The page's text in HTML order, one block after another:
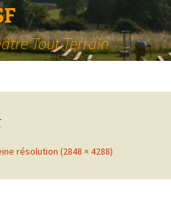
Tout Terrain
résolution (2848 × 4288)